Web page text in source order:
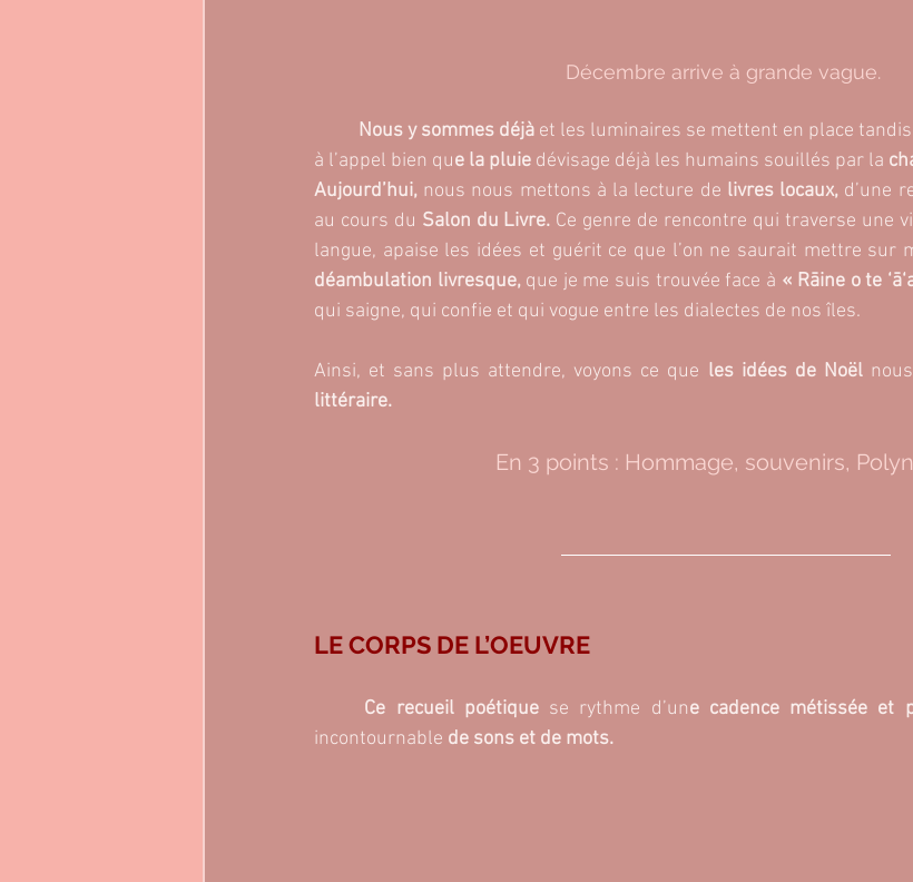
Décembre arrive à grande vague.
Nous y sommes déjà et les luminaires se mettent en place
à l’appel bien que la pluie dévisage déjà les humains souillés par la
Aujourd’hui, nous nous mettons à la lecture de livres locaux, d’une
au cours du Salon du Livre. Ce genre de rencontre qui traverse une
déambulation livresque, que je me suis trouvée face à « Rāine o te
qui saigne, qui confie et qui vogue entre les dialectes de nos îles.
Ainsi, et sans plus attendre, voyons ce que les idées de Noël nous
littéraire.
En 3 points : Hommage, souvenirs,
LE CORPS DE L’OEUVRE
	Ce recueil poétique
se rythme d’une cadence métissée et
incontournable de sons et de mots.